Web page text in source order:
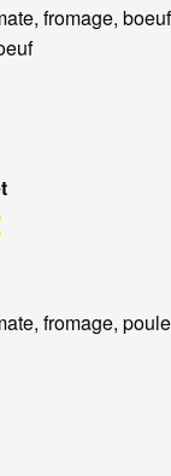
fromage,
fromage,